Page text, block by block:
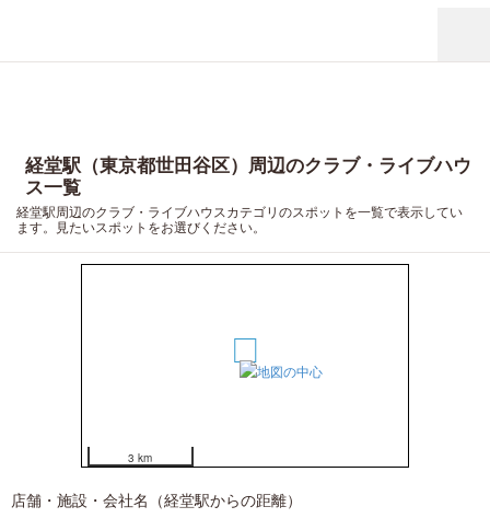
経堂駅（東京都世田谷区）周辺のクラブ・ライブハウ
ス一覧
経堂駅周辺のクラブ・ライブハウスカテゴリのスポットを一覧で表示してい
ます。見たいスポットをお選びください。
3 km
店舗・施設・会社名（経堂駅からの距離）